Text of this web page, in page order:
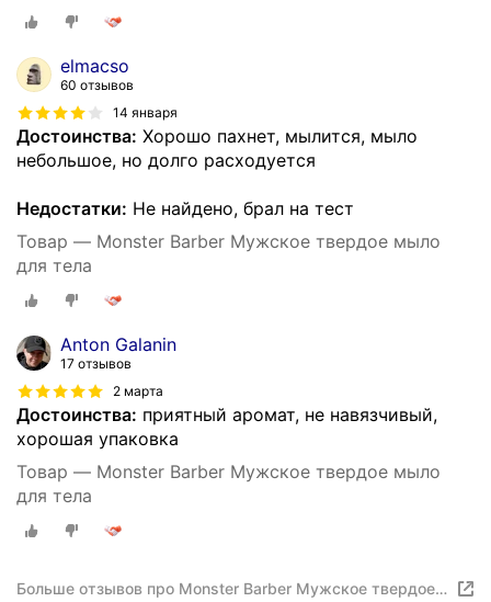
elmacso
60 отзывов
14 января
Достоинства: Хорошо пахнет, мылится, мыло
небольшое, но долго расходуется
Недостатки: Не найдено, брал на тест
Товар — Monster Barber Мужское твердое мыло
для тела
Anton Galanin
17 отзывов
2 марта
Достоинства: приятный аромат, не навязчивый,
хорошая упаковка
Товар — Monster Barber Мужское твердое мыло
для тела
Больше отзывов про Monster Barber Мужское твердое